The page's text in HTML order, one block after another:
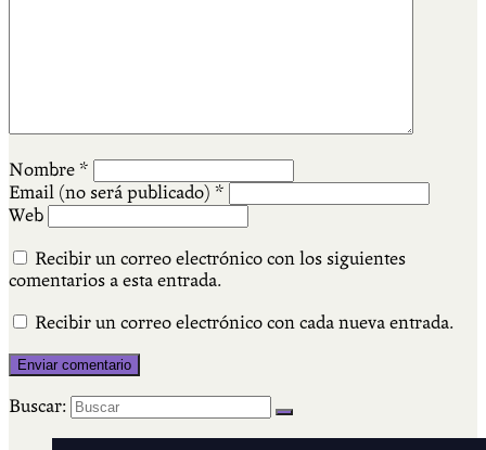
Nombre *
Email (no será publicado) *
Web
Recibir un correo electrónico con los siguientes
comentarios a esta entrada.
Recibir un correo electrónico con cada nueva entrada.
Buscar: